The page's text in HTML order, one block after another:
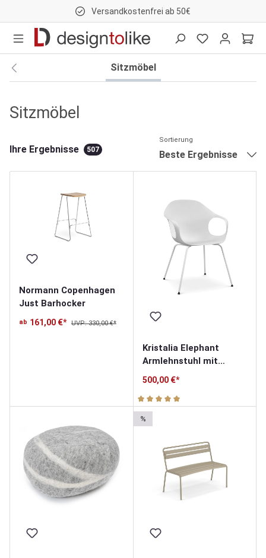
Versandkostenfrei ab 50€
Sitzmöbel
Sitzmöbel
Ihre Ergebnisse 507
Sortierung
Beste Ergebnisse
Normann Copenhagen
Just Barhocker
ab 161,00 €* UVP: 330,00 €*
Kristalia Elephant
Armlehnstuhl mit
Stahlbeinen
500,00 €*
Durchschnittliche Bewertung
%